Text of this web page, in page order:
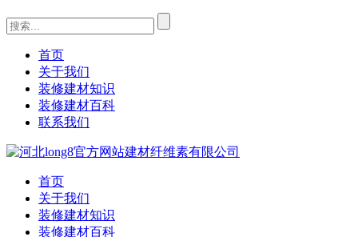
首页
关于我们
装修建材知识
装修建材百科
联系我们
首页
关于我们
装修建材知识
装修建材百科